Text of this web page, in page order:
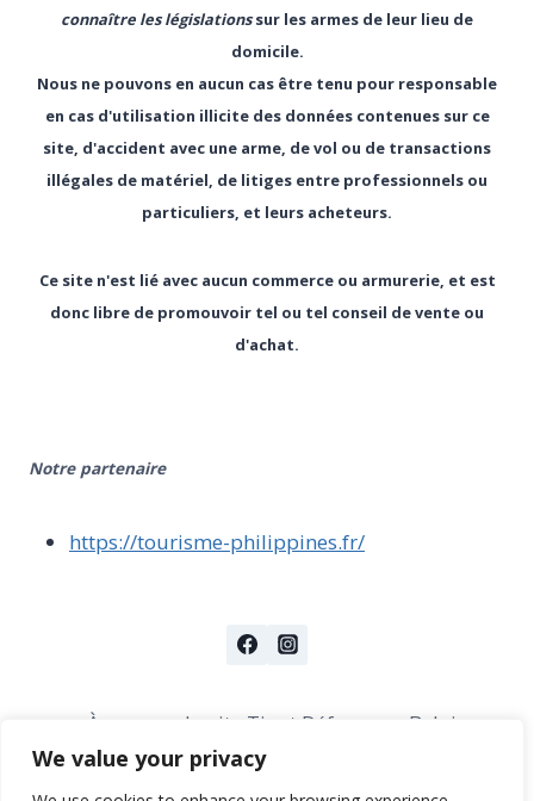
We value your privacy
connaître les législationssur les armes de leur lieu de
domicile.
Nous ne pouvons en aucun cas être tenu pour responsable
en cas d'utilisation illicite des données contenues sur ce
site, d'accident avec une arme, de vol ou de transactions
illégales de matériel, de litiges entre professionnels ou
particuliers, et leurs acheteurs.
Ce site n'est lié avec aucun commerce ou armurerie, et est
donc libre de promouvoir tel ou tel conseil de vente ou
d'achat.
Notre partenaire
https://tourisme-philippines.fr/
À propos du site Tir et Défense en Belgique
A propos des marques abordées